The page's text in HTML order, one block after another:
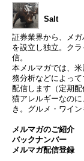
Salt
証券業界から、メ
を設立し独立。ク
信。
本メルマガでは、
務分析などによっ
配信します（定期配
猫アレルギーなの
き。グルメ・ワイン
メルマガのご紹介
バックナンバー
メルマガ配信登録